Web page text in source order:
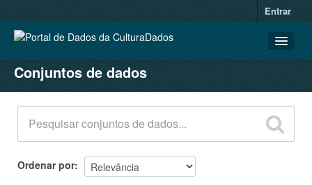
Entrar
CONJUNTOS DE DADOS
ORGANIZAÇÕES
GRUPOS
SOBRE
Conjuntos de dados
Ordenar por